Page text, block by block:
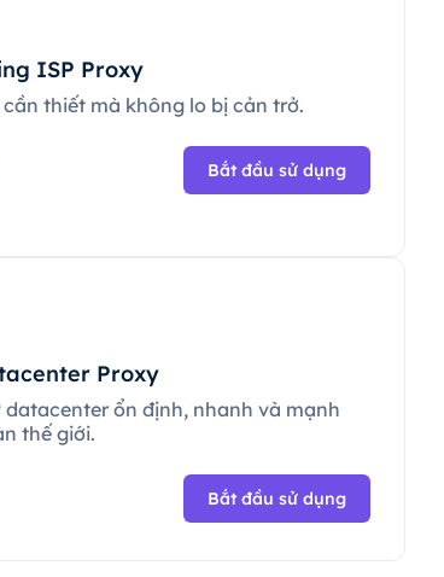
ISP Proxy
thiết mà không lo bị cản trở.
Bắt đầu sử dụng
Proxy
datacenter ổn định, nhanh và mạnh
thế giới.
Bắt đầu sử dụng